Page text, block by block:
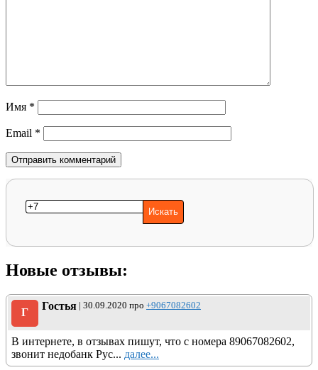
Имя *
Email *
Новые отзывы:
Г
Гостья | 30.09.2020 про +9067082602
В интернете, в отзывах пишут, что с номера 89067082602,
звонит недобанк Рус... далее...